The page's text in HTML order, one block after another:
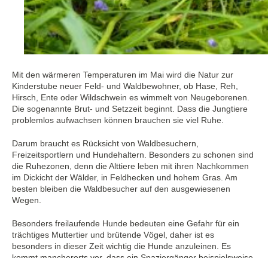
Mit den wärmeren Temperaturen im Mai wird die Natur zur
Kinderstube neuer Feld- und Waldbewohner, ob Hase, Reh,
Hirsch, Ente oder Wildschwein es wimmelt von Neugeborenen.
Die sogenannte Brut- und Setzzeit beginnt. Dass die Jungtiere
problemlos aufwachsen können brauchen sie viel Ruhe.
Darum braucht es Rücksicht von Waldbesuchern,
Freizeitsportlern und Hundehaltern. Besonders zu schonen sind
die Ruhezonen, denn die Alttiere leben mit ihren Nachkommen
im Dickicht der Wälder, in Feldhecken und hohem Gras. Am
besten bleiben die Waldbesucher auf den ausgewiesenen
Wegen.
Besonders freilaufende Hunde bedeuten eine Gefahr für ein
trächtiges Muttertier und brütende Vögel, daher ist es
besonders in dieser Zeit wichtig die Hunde anzuleinen. Es